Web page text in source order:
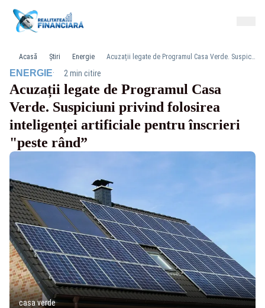
Acasă Știri Energie Acuzații legate de Programul Casa Verde. Suspiciuni privind folosirea inteligenței artificiale pentru înscrieri "peste rând”
ENERGIE· 2 min citire
Acuzații legate de Programul Casa
Verde. Suspiciuni privind folosirea
inteligenței artificiale pentru înscrieri
"peste rând”
casa verde